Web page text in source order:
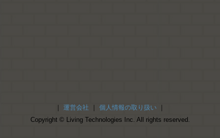
運営会社 個人情報の取り扱い
Copyright © Living Technologies Inc. All rights reserved.